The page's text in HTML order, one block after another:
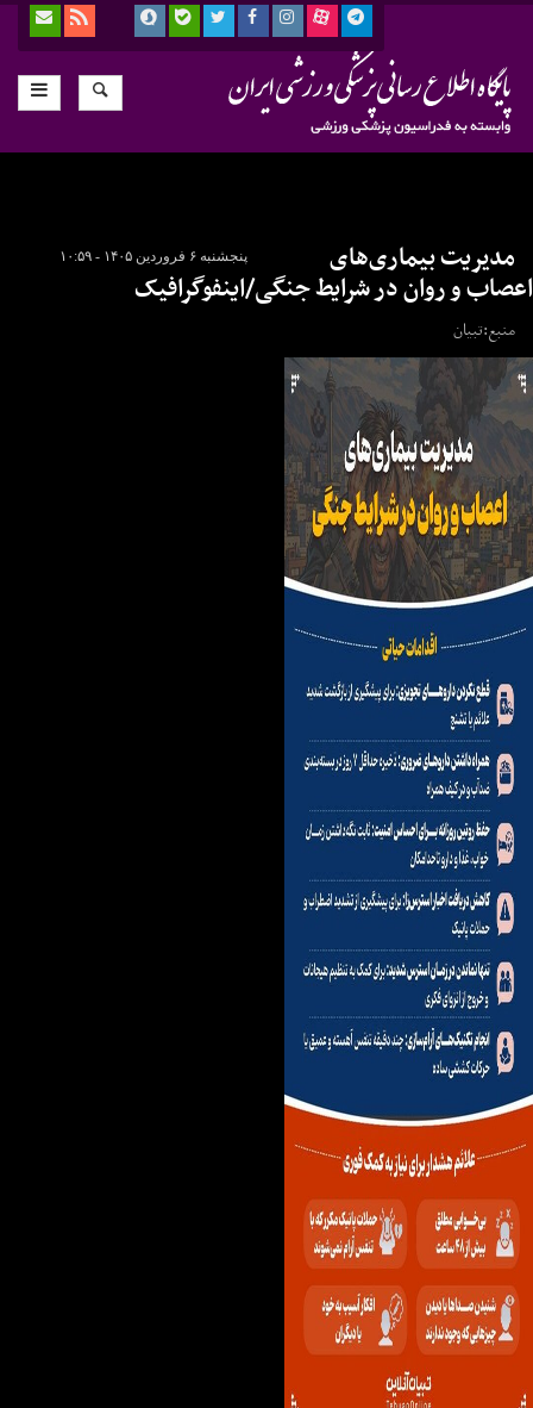
پنجشنبه ۶ فروردین ۱۴۰۵ - ۱۰:۵۹ مدیریت بیماری‌های
اعصاب و روان در شرایط جنگی/اینفوگرافیک
منبع:تبیان